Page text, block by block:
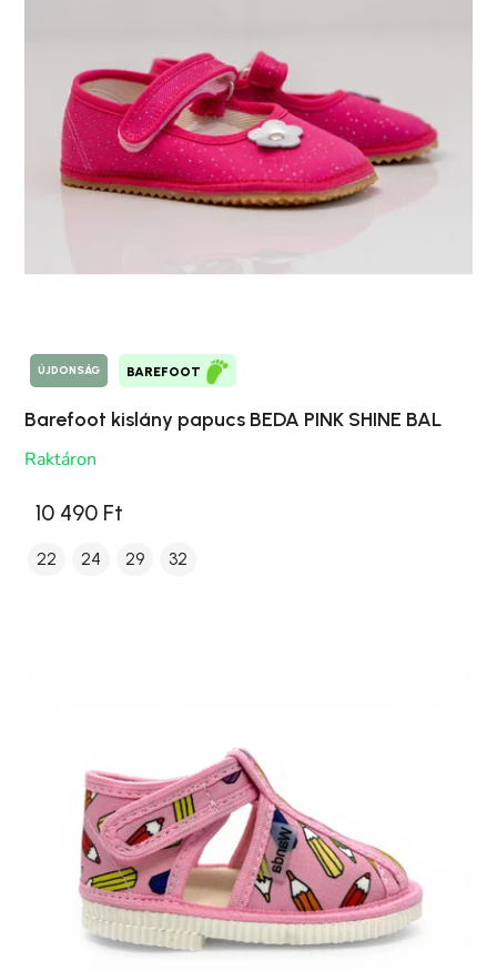
ÚJDONSÁG BAREFOOT
Barefoot kislány papucs BEDA PINK SHINE BAL
Raktáron
10 490 Ft
22 24 29 32